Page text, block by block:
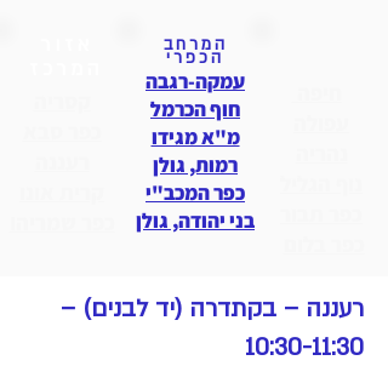
המרחב
הכפרי
עמקה-רגבה
חוף הכרמל
מ"א מגידו
רמות, גולן
כפר המכב"י
בני יהודה, גולן
רעננה – בקתדרה (יד לבנים) –
10:30-11:30